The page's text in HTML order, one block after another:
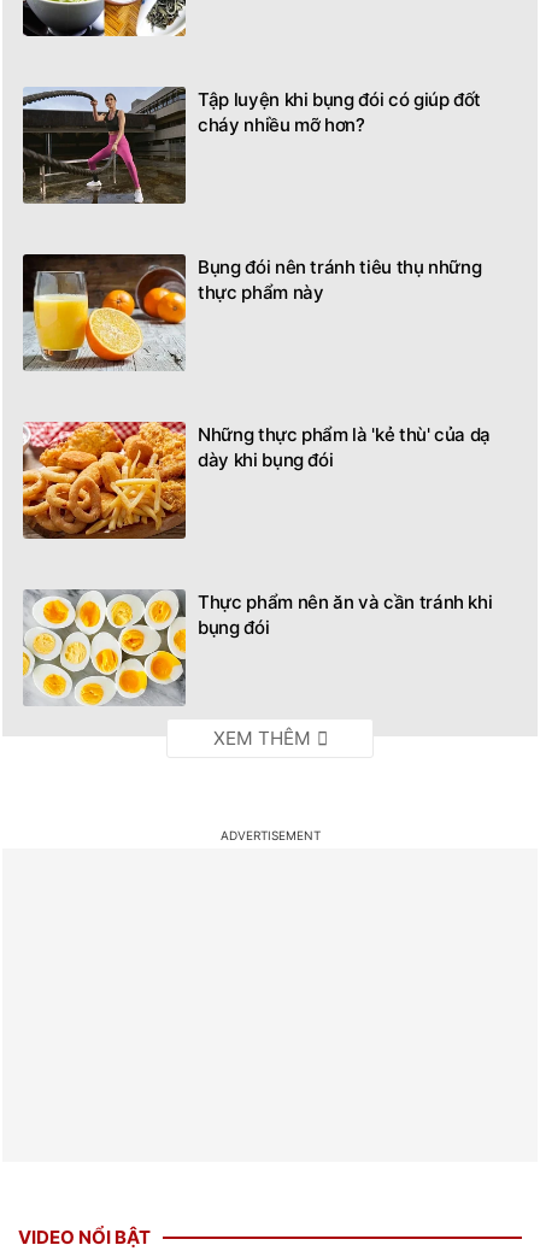
Tập luyện khi bụng đói có giúp đốt
cháy nhiều mỡ hơn?
Bụng đói nên tránh tiêu thụ những
thực phẩm này
Những thực phẩm là 'kẻ thù' của dạ
dày khi bụng đói
Thực phẩm nên ăn và cần tránh khi
bụng đói
VIDEO NỔI BẬT